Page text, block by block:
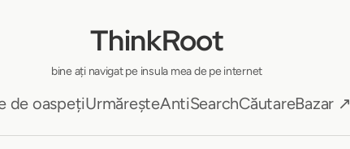
ThinkRoot
bine ați navigat pe insula mea de pe internet
de oaspețiUrmăreșteAntiSearchCăutareBazar ↗